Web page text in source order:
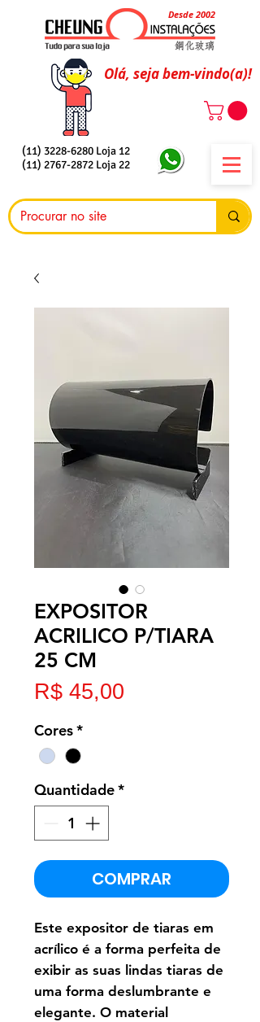
Desde 2002
Olá, seja bem-vindo(a)!
(11) 3228-6280 Loja 12
(11) 2767-2872 Loja 22
EXPOSITOR
ACRILICO P/TIARA
25 CM
R$ 45,00
Cores*
Quantidade*
COMPRAR
Este expositor de tiaras em
acrílico é a forma perfeita de
exibir as suas lindas tiaras de
uma forma deslumbrante e
elegante. O material